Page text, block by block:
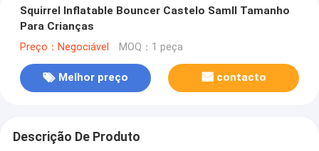
Squirrel Inflatable Bouncer Castelo Samll Tamanho
Para Crianças
Preço：Negociável MOQ：1 peça
Melhor preço contacto
Descrição De Produto